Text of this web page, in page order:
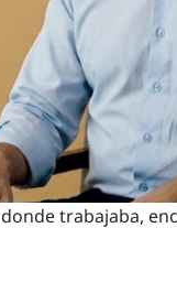
trabajaba,